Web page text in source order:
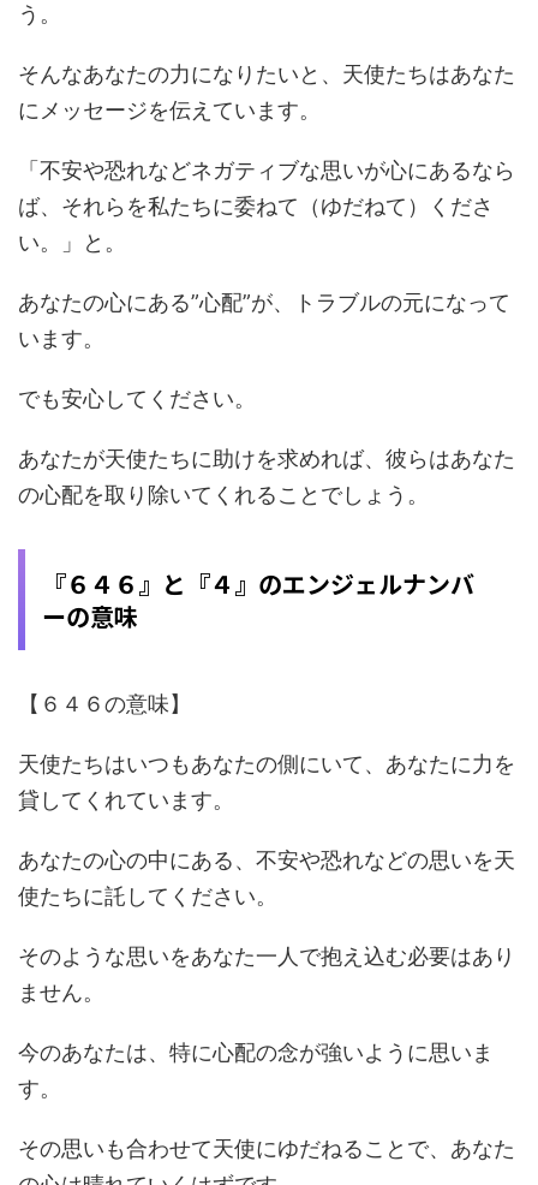
う。
そんなあなたの力になりたいと、天使たちはあなた
にメッセージを伝えています。
「不安や恐れなどネガティブな思いが心にあるなら
ば、それらを私たちに委ねて（ゆだねて）くださ
い。」と。
あなたの心にある”心配”が、トラブルの元になって
います。
でも安心してください。
あなたが天使たちに助けを求めれば、彼らはあなた
の心配を取り除いてくれることでしょう。
『６４６』と『４』のエンジェルナンバ
ーの意味
【６４６の意味】
天使たちはいつもあなたの側にいて、あなたに力を
貸してくれています。
あなたの心の中にある、不安や恐れなどの思いを天
使たちに託してください。
そのような思いをあなた一人で抱え込む必要はあり
ません。
今のあなたは、特に心配の念が強いように思いま
す。
その思いも合わせて天使にゆだねることで、あなた